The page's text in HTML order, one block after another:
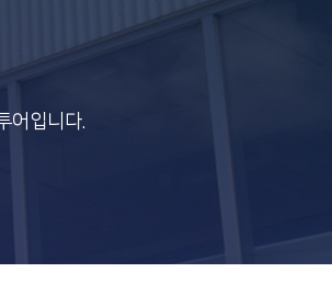
어입니다.